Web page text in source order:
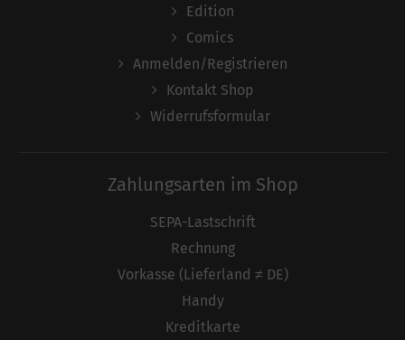
Edition
Comics
Anmelden/Registrieren
Kontakt Shop
Widerrufsformular
Zahlungsarten im Shop
SEPA-Lastschrift
Rechnung
Vorkasse (Lieferland ≠ DE)
Handy
Kreditkarte